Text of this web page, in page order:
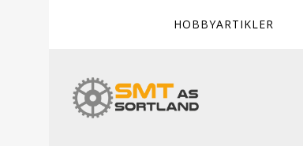
HOBBYARTIKLER